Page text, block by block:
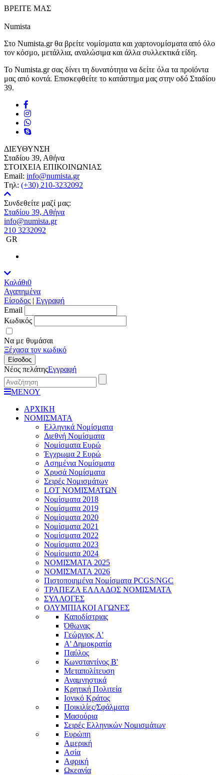
ΒΡΕΙΤΕ ΜΑΣ
Numista
Στο Numista.gr θα βρείτε νομίσματα και χαρτονομίσματα από όλο
τον κόσμο, μετάλλια, αναλώσιμα και άλλα συλλεκτικά είδη.
Το Numista.gr σας δίνει τη δυνατότητα να δείτε όλα τα προϊόντα
μας από κοντά. Επισκεφθείτε το κατάστημα μας στην οδό Σταδίου
39.
ΔΙΕΥΘΥΝΣΗ
Σταδίου 39, Αθήνα
ΣΤΟΙΧΕΙΑ ΕΠΙΚΟΙΝΩΝΙΑΣ
Email: info@numista.gr
Tηλ: (+30) 210-3232092
Συνδεθείτε μαζί μας:
Σταδίου 39, Αθήνα
info@numista.gr
210 3232092
GR
Καλάθι0
Αγαπημένα
Είσοδος | Εγγραφή
Εmail
Κωδικός
Να με θυμάσαι
Ξέχασα τον κωδικό
Είσοδος
Νέος πελάτηςΕγγραφή
ΜΕΝΟΥ
ΑΡΧΙΚΗ
ΝΟΜΙΣΜΑΤΑ
Ελληνικά Νομίσματα
Διεθνή Νομίσματα
Νομίσματα Ευρώ
Έγχρωμα 2 Ευρώ
Ασημένια Νομίσματα
Χρυσά Νομίσματα
Σειρές Νομισμάτων
LOT ΝΟΜΙΣΜΑΤΩΝ
Νομίσματα 2018
Νομίσματα 2019
Νομίσματα 2020
Νομίσματα 2021
Νομίσματα 2022
Νομίσματα 2023
Νομίσματα 2024
ΝΟΜΙΣΜΑΤΑ 2025
ΝΟΜΙΣΜΑΤΑ 2026
Πιστοποιημένα Νομίσματα PCGS/NGC
ΤΡΑΠΕΖΑ ΕΛΛΑΔΟΣ ΝΟΜΙΣΜΑΤΑ
ΣΥΛΛΟΓΕΣ
ΟΛΥΜΠΙΑΚΟΙ ΑΓΩΝΕΣ
Καποδίστριας
Όθωνας
Γεώργιος A'
Α' Δημοκρατία
Παύλος
Κωνσταντίνος Β'
Μεταπολίτευση
Αναμνηστικά
Κρητική Πολιτεία
Ιονικό Κράτος
Ποικιλίες/Σφάλματα
Μασούρια
Σειρές Ελληνικών Νομισμάτων
Ευρώπη
Αμερική
Ασία
Αφρική
Ωκεανία